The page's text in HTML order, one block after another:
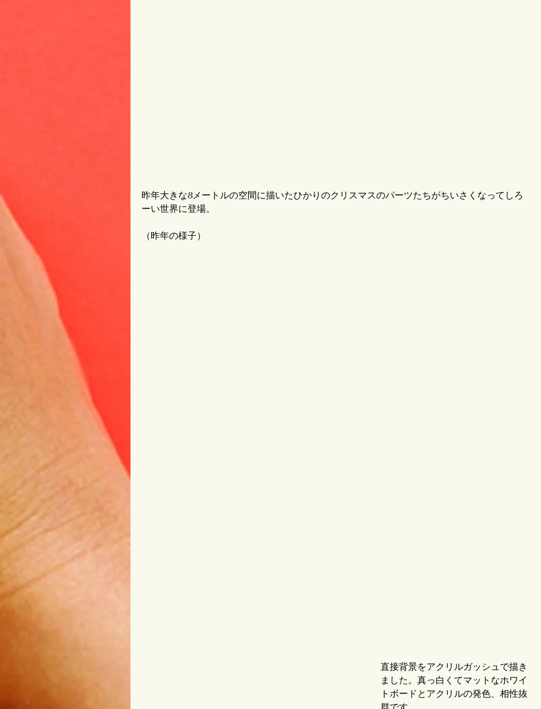
昨年大きな8メートルの空間に描いたひかりのクリスマスのパーツたちがちいさくなってしろ
ーい世界に登場。
（昨年の様子）
直接背景をアクリルガッシュで描き
ました。真っ白くてマットなホワイ
トボードとアクリルの発色、相性抜